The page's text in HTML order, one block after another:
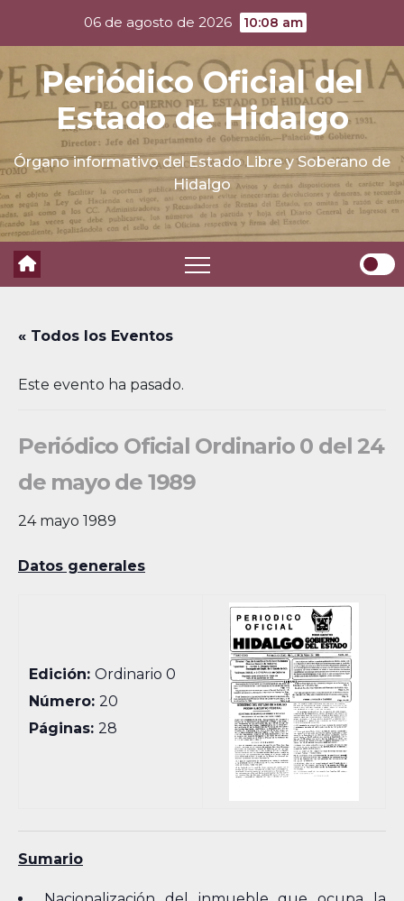
content
06 de agosto de 2026 10:08 am
Periódico Oficial del
Estado de Hidalgo
Órgano informativo del Estado Libre y Soberano de
Hidalgo
« Todos los Eventos
Este evento ha pasado.
Periódico Oficial Ordinario 0 del 24
de mayo de 1989
24 mayo 1989
Datos generales
Edición:Ordinario 0
Número:20
Páginas:28
Sumario